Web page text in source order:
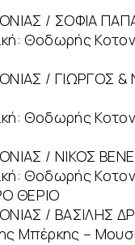
/ ΣΟΦΙΑ
Θοδωρής
/ ΓΙΩΡΓΟΣ &
Θοδωρής
/ ΝΙΚΟΣ
Θοδωρής
ΘΕΡΙΟ
/ ΒΑΣΙΛΗΣ
Μπέρκης –